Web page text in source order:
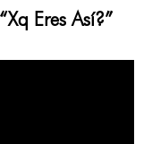
Eres Así?”